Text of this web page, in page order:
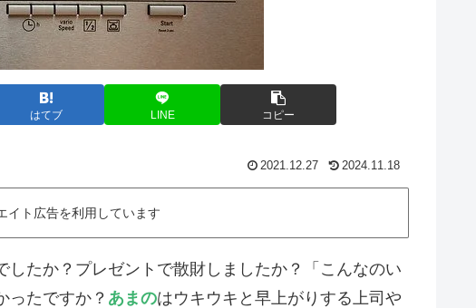
はてブ LINE コピー
2021.12.27 2024.11.18
イト広告を利用しています
したか？プレゼントで散財しましたか？「こんなのい
ったですか？ あまのはウキウキと早上がりする上司や